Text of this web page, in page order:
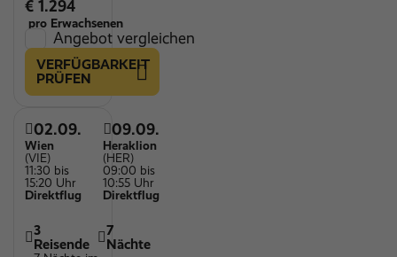
€ 1.294
pro Erwachsenen
Angebot vergleichen
VERFÜGBARKEIT
PRÜFEN
02.09.
Wien
(VIE)
11:30 bis
15:20 Uhr
Direktflug
09.09.
Heraklion
(HER)
09:00 bis
10:55 Uhr
Direktflug
3
Reisende
7
Nächte